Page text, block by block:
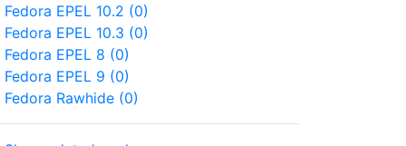
Fedora EPEL 10.2 (0)
Fedora EPEL 10.3 (0)
Fedora EPEL 8 (0)
Fedora EPEL 9 (0)
Fedora Rawhide (0)